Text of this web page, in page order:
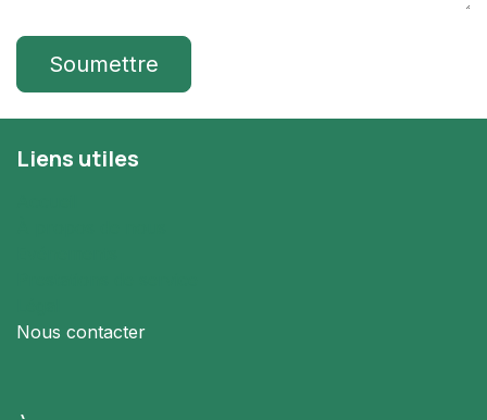
Soumettre
Liens utiles
Nous contacter